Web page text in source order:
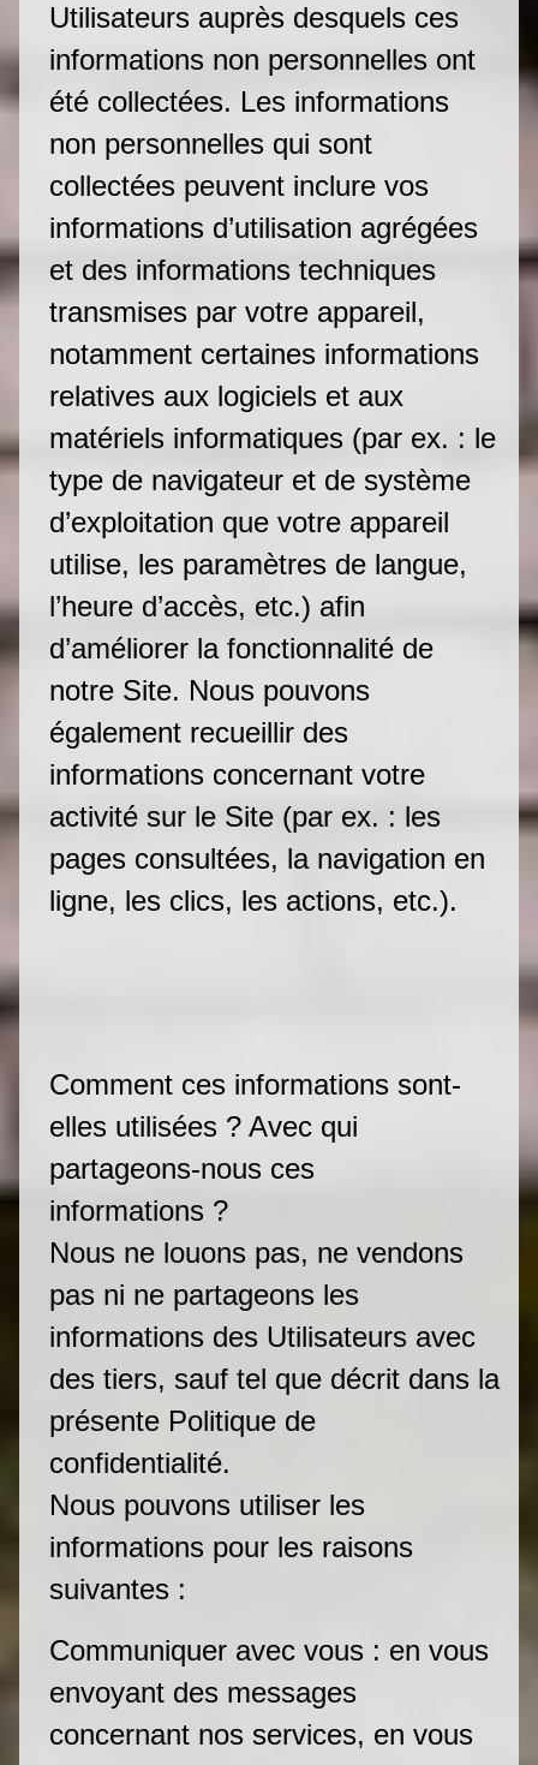
Utilisateurs auprès desquels ces
informations non personnelles ont
été collectées. Les informations
non personnelles qui sont
collectées peuvent inclure vos
informations d’utilisation agrégées
et des informations techniques
transmises par votre appareil,
notamment certaines informations
relatives aux logiciels et aux
matériels informatiques (par ex. : le
type de navigateur et de système
d’exploitation que votre appareil
utilise, les paramètres de langue,
l’heure d’accès, etc.) afin
d’améliorer la fonctionnalité de
notre Site. Nous pouvons
également recueillir des
informations concernant votre
activité sur le Site (par ex. : les
pages consultées, la navigation en
ligne, les clics, les actions, etc.).
Comment ces informations sont-
elles utilisées ? Avec qui
partageons-nous ces
informations ?
Nous ne louons pas, ne vendons
pas ni ne partageons les
informations des Utilisateurs avec
des tiers, sauf tel que décrit dans la
présente Politique de
confidentialité.
Nous pouvons utiliser les
informations pour les raisons
suivantes :
Communiquer avec vous : en vous
envoyant des messages
concernant nos services, en vous